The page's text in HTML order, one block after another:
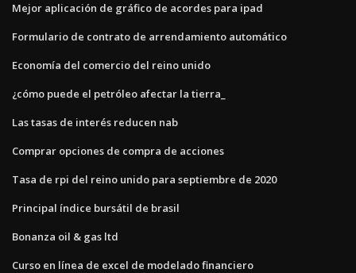
Mejor aplicación de gráfico de acordes para ipad
Formulario de contrato de arrendamiento automático
Economía del comercio del reino unido
¿cómo puede el petróleo afectar la tierra_
Las tasas de interés reducen nab
Comprar opciones de compra de acciones
Tasa de rpi del reino unido para septiembre de 2020
Principal índice bursátil de brasil
Bonanza oil & gas ltd
Curso en línea de excel de modelado financiero